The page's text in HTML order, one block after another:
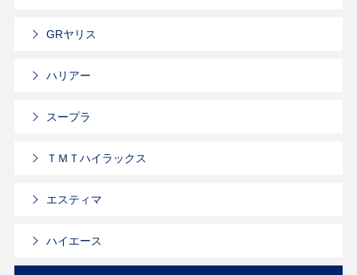
GRヤリス
ハリアー
スープラ
ＴＭＴハイラックス
エスティマ
ハイエース